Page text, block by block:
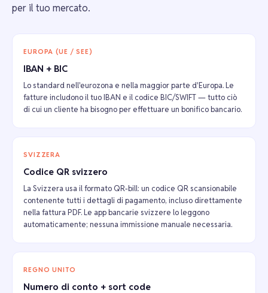
per il tuo mercato.
EUROPA (UE / SEE)
IBAN + BIC
Lo standard nell'eurozona e nella maggior parte d'Europa. Le
fatture includono il tuo IBAN e il codice BIC/SWIFT — tutto ciò
di cui un cliente ha bisogno per effettuare un bonifico bancario.
SVIZZERA
Codice QR svizzero
La Svizzera usa il formato QR-bill: un codice QR scansionabile
contenente tutti i dettagli di pagamento, incluso direttamente
nella fattura PDF. Le app bancarie svizzere lo leggono
automaticamente; nessuna immissione manuale necessaria.
REGNO UNITO
Numero di conto + sort code